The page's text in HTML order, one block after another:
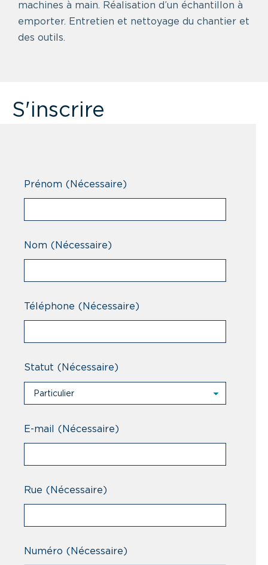
machines à main. Réalisation d’un échantillon à
emporter. Entretien et nettoyage du chantier et
des outils.
S'inscrire
Prénom (Nécessaire)
Nom (Nécessaire)
Téléphone (Nécessaire)
Statut (Nécessaire)
Particulier
Professionnel
E-mail (Nécessaire)
Rue (Nécessaire)
Numéro (Nécessaire)